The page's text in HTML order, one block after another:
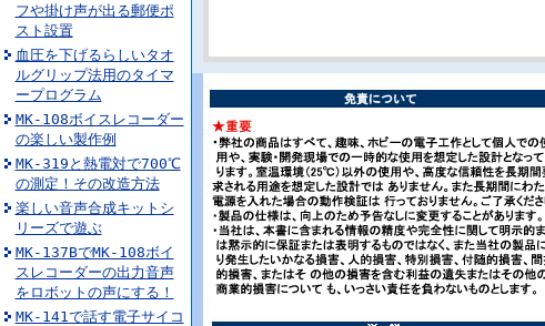
フや掛け声が出る郵便ポ
スト設置
血圧を下げるらしいタオ
ルグリップ法用のタイマ
ープログラム
MK-108ボイスレコーダー
の楽しい製作例
MK-319と熱電対で700℃
の測定！その改造方法
楽しい音声合成キットシ
リーズで遊ぶ
MK-137BでMK-108ボイ
スレコーダーの出力音声
をロボットの声にする！
MK-141で話す電子サイコ